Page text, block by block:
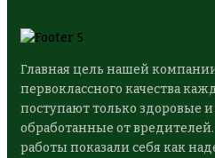
Главная цель нашей
первоклассного качества
поступают только здоровые
обработанные от вредителей.
работы показали себя как